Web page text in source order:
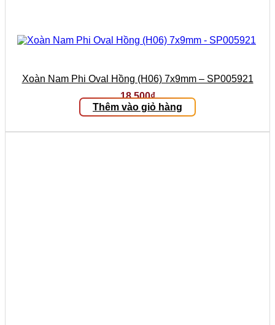
Xoàn Nam Phi Oval Hồng (H06) 7x9mm – SP005921
18.500₫
Thêm vào giỏ hàng